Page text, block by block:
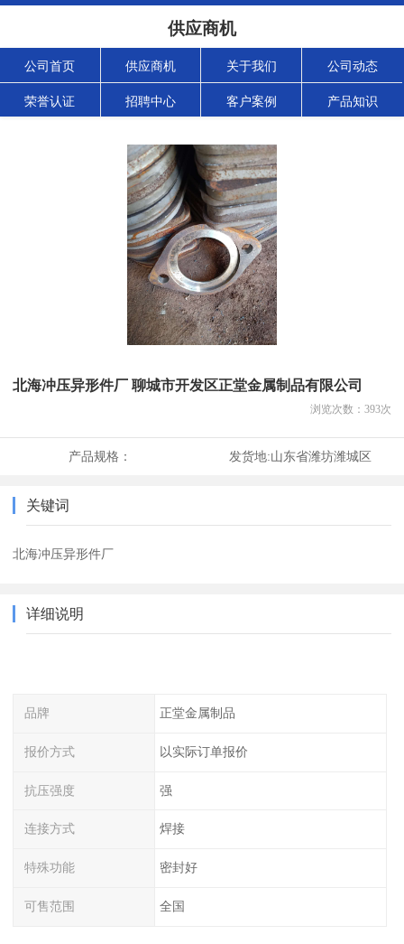
供应商机
公司首页 供应商机 关于我们 公司动态
荣誉认证 招聘中心 客户案例 产品知识
北海冲压异形件厂 聊城市开发区正堂金属制品有限公司
浏览次数： 393次
产品规格： 发货地:山东省潍坊潍城区
关键词
北海冲压异形件厂
详细说明
品牌 正堂金属制品
报价方式 以实际订单报价
抗压强度 强
连接方式 焊接
特殊功能 密封好
可售范围 全国